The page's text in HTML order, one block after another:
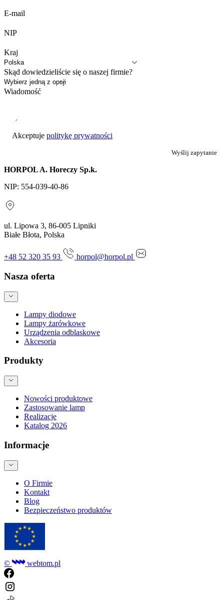
E-mail
NIP
Kraj
Skąd dowiedzieliście się o naszej firmie?
Wiadomość
Akceptuje politykę prywatności
Wyślij zapytanie
HORPOL A. Horeczy Sp.k.
NIP: 554-039-40-86
ul. Lipowa 3, 86-005 Lipniki
Białe Błota, Polska
+48 52 320 35 93 horpol@horpol.pl
Nasza oferta
Lampy diodowe
Lampy żarówkowe
Urządzenia odblaskowe
Akcesoria
Produkty
Nowości produktowe
Zastosowanie lamp
Realizacje
Katalog 2026
Informacje
O Firmie
Kontakt
Blog
Bezpieczeństwo produktów
© webtom.pl